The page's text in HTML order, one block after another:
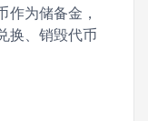
作为储备金，
换、销毁代币